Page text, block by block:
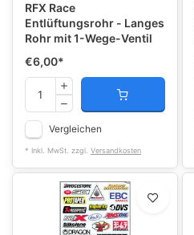
RFX Race
Entlüftungsrohr - Langes
Rohr mit 1-Wege-Ventil
€6,00*
Vergleichen
* Inkl. MwSt. zzgl. Versandkosten